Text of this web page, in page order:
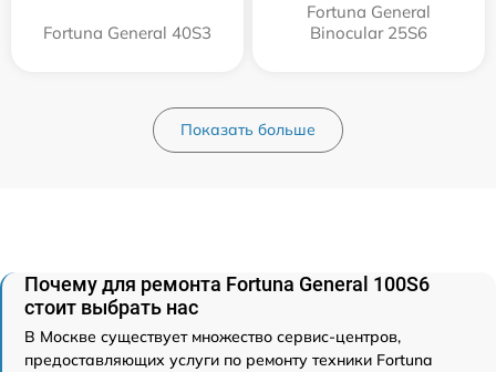
Fortuna General 40S3
Fortuna General
Binocular 25S6
Показать больше
Почему для ремонта Fortuna General 100S6
стоит выбрать нас
В Москве существует множество сервис-центров,
предоставляющих услуги по ремонту техники Fortuna